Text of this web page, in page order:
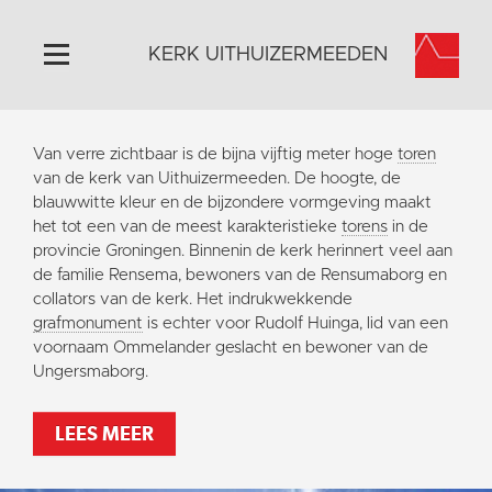
Home
Algemeen
Historie
Omgeving
Activiteiten
Doneer
Contact
KERK UITHUIZERMEEDEN
Van verre zichtbaar is de bijna vijftig meter hoge toren
van de kerk van Uithuizermeeden. De hoogte, de
blauwwitte kleur en de bijzondere vormgeving maakt
het tot een van de meest karakteristieke torens in de
provincie Groningen. Binnenin de kerk herinnert veel aan
de familie Rensema, bewoners van de Rensumaborg en
collators van de kerk. Het indrukwekkende
grafmonument is echter voor Rudolf Huinga, lid van een
voornaam Ommelander geslacht en bewoner van de
Ungersmaborg.
LEES MEER